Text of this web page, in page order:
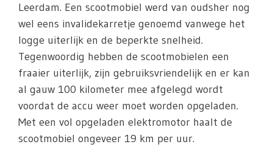
Leerdam. Een scootmobiel werd van oudsher nog
wel eens invalidekarretje genoemd vanwege het
logge uiterlijk en de beperkte snelheid.
Tegenwoordig hebben de scootmobielen een
fraaier uiterlijk, zijn gebruiksvriendelijk en er kan
al gauw 100 kilometer mee afgelegd wordt
voordat de accu weer moet worden opgeladen.
Met een vol opgeladen elektromotor haalt de
scootmobiel ongeveer 19 km per uur.